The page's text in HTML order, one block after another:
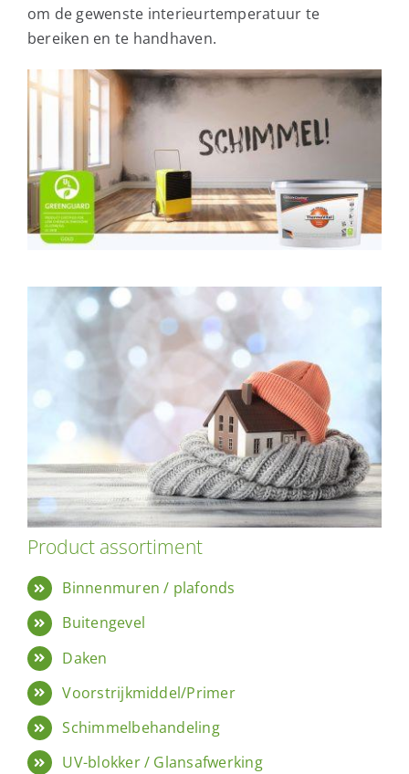
om de gewenste interieurtemperatuur te
bereiken en te handhaven.
Product assortiment
Binnenmuren / plafonds
Buitengevel
Daken
Voorstrijkmiddel/Primer
Schimmelbehandeling
UV-blokker / Glansafwerking